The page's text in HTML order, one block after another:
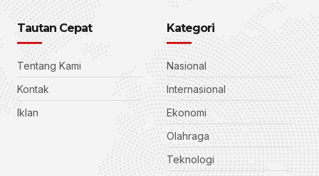
Tautan Cepat
Tentang Kami
Kontak
Iklan
Kategori
Nasional
Internasional
Ekonomi
Olahraga
Teknologi